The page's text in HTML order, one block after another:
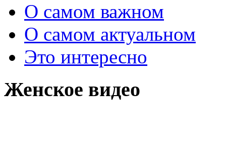
О самом важном
О самом актуальном
Это интересно
Женское видео